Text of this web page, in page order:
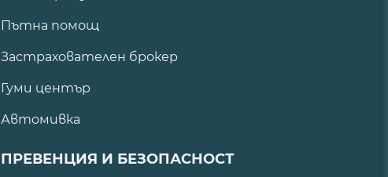
Пътна помощ
Застрахователен брокер
Гуми център
Автомивка
ПРЕВЕНЦИЯ И БЕЗОПАСНОСТ